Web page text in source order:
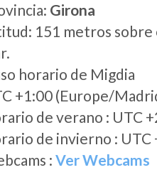
Girona
151 metros sobre
horario de Migdia
+1:00 (Europe/
de verano : UTC
de invierno : UTC
: Ver Webcams